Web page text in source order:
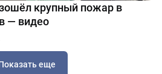
крупный пожар в
— видео
еще